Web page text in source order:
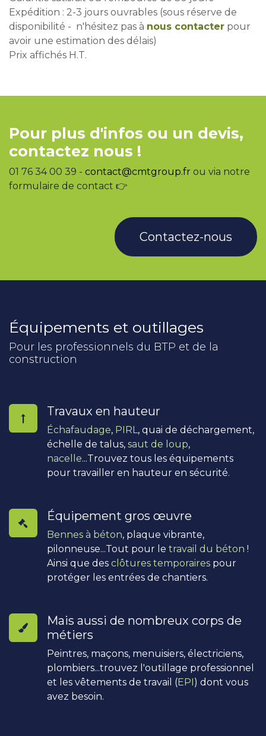
Expédition : 2-3 jours ouvrables (sous réserve de
disponibilité - n'hésitez pas à nous contacter pour
avoir une estimation des délais)
Prix affichés H.T.
Pour plus d'infos ou un devis,
contactez nous !
01 76 34 00 39 - contact@cmtgroup.fr ou via notre
formulaire de contact 👉
Contactez-nous
Équipements et outillages
Pour les professionnels du BTP et de la
construction
Travaux en hauteur
Échafaudage, PIRL , quai de déchargement,
échelle de talus, saut de loup,
nacelle...Trouvez tous les équipements
pour travailler en hauteur en sécurité.
Équipement gros œuvre
Bennes à béton, plaque vibrante,
pilonneuse...Tout pour le travail du béton !
Ainsi que des clôtures temporaires pour
protéger les entrées de chantiers.
Mais aussi de nombreux corps de
métiers
Peintres, maçons, menuisiers, électriciens,
plombiers...trouvez l'outillage professionnel
et les vêtements de travail (EPI) dont vous
avez besoin.